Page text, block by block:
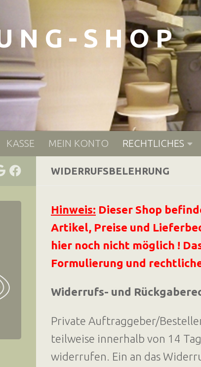
N G - S H O P
KASSE MEIN KONTO RECHTLICHES
WIDERRUFSBELEHRUNG
Hinweis: Dieser Shop
Artikel, Preise und
hier noch nicht möglich !
Formulierung und
Widerrufs- und
Private Auftraggeber/
teilweise innerhalb von 14
widerrufen. Ein an das